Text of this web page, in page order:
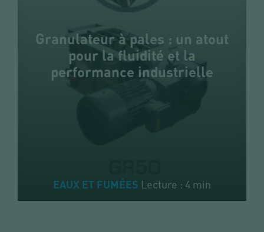
Granulateur à pales : un atout
pour la fluidité et la
performance industrielle
EAUX ET FUMÉES Lecture : 4 min